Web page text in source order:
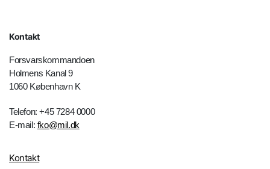
Kontakt
Forsvarskommandoen
Holmens Kanal 9
1060 København K
Telefon: +45 7284 0000
E-mail: fko@mil.dk
Kontakt